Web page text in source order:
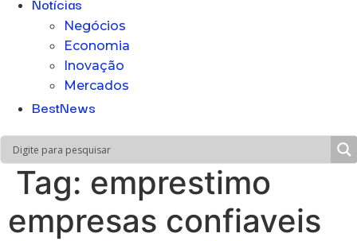
Negócios
Economia
Inovação
Mercados
BestNews
Tag: emprestimo
empresas confiaveis